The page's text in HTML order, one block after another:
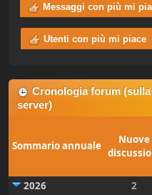
Messaggi con più mi
Utenti con più mi piace
Cronologia forum
server)
Sommario annuale
Nuove
2026
2